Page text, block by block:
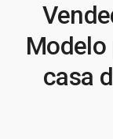
Modelo
casa